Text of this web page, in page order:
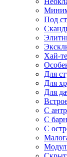
Под
Хай-
Для
Для
Для
С
С
С